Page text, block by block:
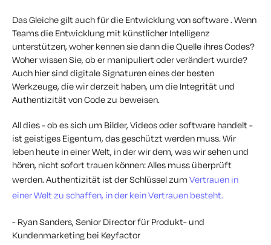
Das Gleiche gilt auch für die Entwicklung von software . Wenn
Teams die Entwicklung mit künstlicher Intelligenz
unterstützen, woher kennen sie dann die Quelle ihres Codes?
Woher wissen Sie, ob er manipuliert oder verändert wurde?
Auch hier sind digitale Signaturen eines der besten
Werkzeuge, die wir derzeit haben, um die Integrität und
Authentizität von Code zu beweisen.
All dies - ob es sich um Bilder, Videos oder software handelt -
ist geistiges Eigentum, das geschützt werden muss. Wir
leben heute in einer Welt, in der wir dem, was wir sehen und
hören, nicht sofort trauen können: Alles muss überprüft
werden. Authentizität ist der Schlüssel zum Vertrauen in
einer Welt zu schaffen, in der kein Vertrauen besteht.
- Ryan Sanders, Senior Director für Produkt- und
Kundenmarketing bei Keyfactor